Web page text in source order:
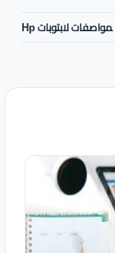
مواصفات لابتوبات Hp